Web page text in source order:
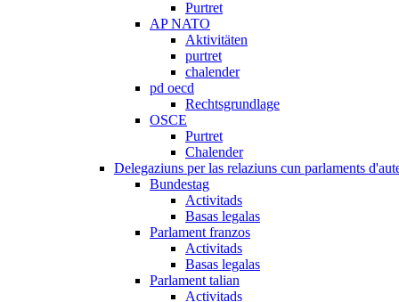
Purtret
AP NATO
Aktivitäten
purtret
chalender
pd oecd
Rechtsgrundlage
OSCE
Purtret
Chalender
Delegaziuns per las relaziuns cun parlaments
Bundestag
Activitads
Basas legalas
Parlament franzos
Activitads
Basas legalas
Parlament talian
Activitads